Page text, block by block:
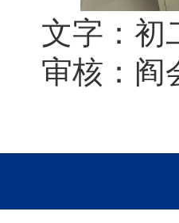
文字：初
审核：阎